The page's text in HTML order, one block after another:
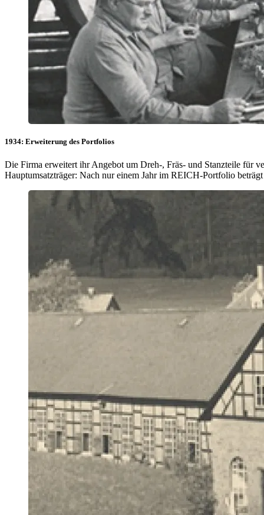
1934: Erweiterung des Portfolios
Die Firma erweitert ihr Angebot um Dreh-, Fräs- und Stanzteile für
Hauptumsatzträger: Nach nur einem Jahr im REICH-Portfolio